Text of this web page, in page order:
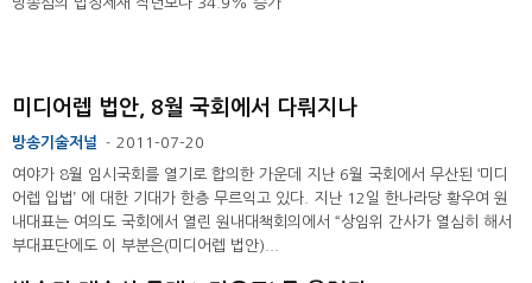
미디어렙 법안, 8월 국회에서 다뤄지나
방송기술저널 - 2011-07-20
여야가 8월 임시국회를 열기로 합의한 가운데 지난 6월 국회에서 무산된 ‘미디
어렙 입법’ 에 대한 기대가 한층 무르익고 있다. 지난 12일 한나라당 황우여 원
내대표는 여의도 국회에서 열린 원내대책회의에서 “상임위 간사가 열심히 해서
부대표단에도 이 부분은(미디어렙 법안)...